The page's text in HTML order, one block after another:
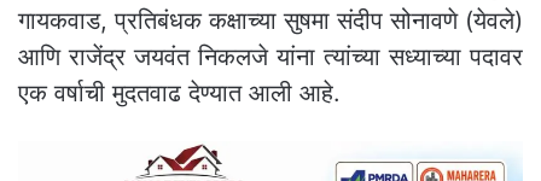
गायकवाड, प्रतिबंधक कक्षाच्या सुषमा संदीप सोनावणे (येवले)
आणि राजेंद्र जयवंत निकलजे यांना त्यांच्या सध्याच्या पदावर
एक वर्षाची मुदतवाढ देण्यात आली आहे.